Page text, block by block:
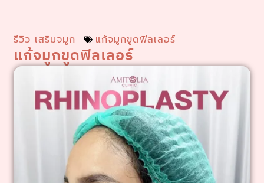
รีวิว เสริมจมูก แก้จมูกขูดฟิลเลอร์
แก้จมูกขูดฟิลเลอร์